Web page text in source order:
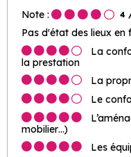
Note :
4
Pas d'état des lieux en
La
la prestation
La
Le
mobilier…)
Les